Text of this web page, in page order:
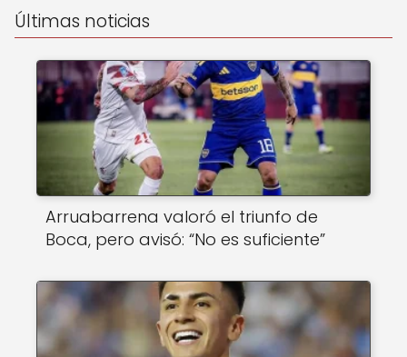
Últimas noticias
Arruabarrena valoró el triunfo de
Boca, pero avisó: “No es suficiente”